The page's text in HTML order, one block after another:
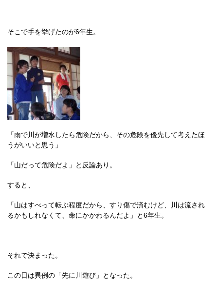
そこで手を挙げたのが6年生。
「雨で川が増水したら危険だから、その危険を優先して考えたほ
うがいいと思う」
「山だって危険だよ」と反論あり。
すると、
「山はすべって転ぶ程度だから、すり傷で済むけど、川は流され
るかもしれなくて、命にかかわるんだよ」と6年生。
それで決まった。
この日は異例の「先に川遊び」となった。